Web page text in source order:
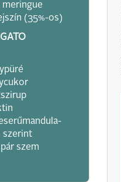
meringue
(35%-os)
szerint
szem